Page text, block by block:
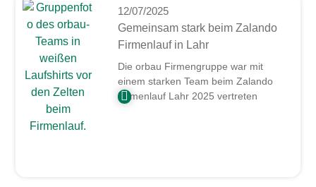
12/07/2025
Gemeinsam stark beim Zalando
Firmenlauf in Lahr
Die orbau Firmengruppe war mit
einem starken Team beim Zalando
Firmenlauf Lahr 2025 vertreten